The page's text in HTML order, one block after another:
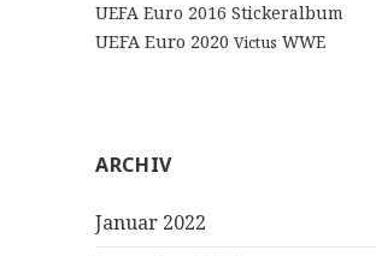
UEFA Euro 2016 Stickeralbum
UEFA Euro 2020 Victus WWE
ARCHIV
Januar 2022